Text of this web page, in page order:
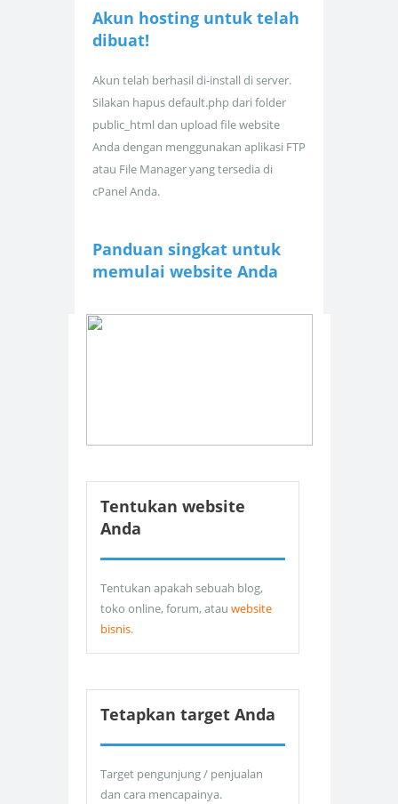
Akun hosting untuk telah
dibuat!
Akun telah berhasil di-install di server.
Silakan hapus default.php dari folder
public_html dan upload file website
Anda dengan menggunakan aplikasi FTP
atau File Manager yang tersedia di
cPanel Anda.
Panduan singkat untuk
memulai website Anda
Tentukan website
Anda
Tentukan apakah sebuah blog,
toko online, forum, atau website
bisnis.
Tetapkan target Anda
Target pengunjung / penjualan
dan cara mencapainya.